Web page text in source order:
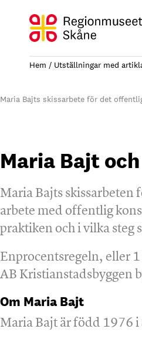
innehåll
Hem Utställningar med
Maria Bajts skissarbete för det
Maria Bajt
Maria Bajts skissarbeten
arbete med offentlig
praktiken och i vilka steg
Enprocentsregeln, eller
AB Kristianstadsbyggen
Om Maria Bajt
Maria Bajt är född 1976